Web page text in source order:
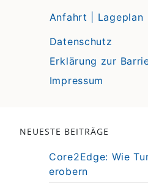
Anfahrt | Lageplan
Datenschutz
Erklärung zur
Impressum
NEUESTE BEITRÄGE
Core2Edge: Wie
erobern